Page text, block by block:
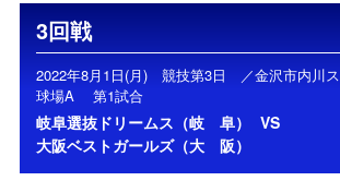
3回戦
2022年8月1日(月) 競技第3日 ／金沢市内川
球場A 第1試合
岐阜選抜ドリームス（岐 阜）
VS
大阪ベストガールズ（大 阪）